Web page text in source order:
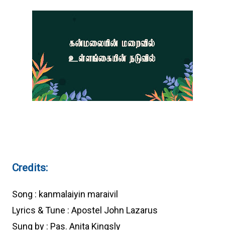
Credits:
Song : kanmalaiyin maraivil
Lyrics & Tune : Apostel John Lazarus
Sung by : Pas. Anita Kingsly